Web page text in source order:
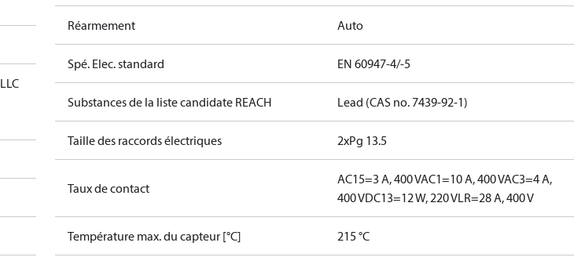
LLC
Réarmement Auto
Spé. Elec. standard EN 60947-4/-5
Substances de la liste candidate REACH Lead (CAS no. 7439-92-1)
Taille des raccords électriques 2xPg 13.5
Taux de contact
AC15=3 A, 400 VAC1=10 A, 400 VAC3=4 A,
400 VDC13=12 W, 220 VLR=28 A, 400 V
Température max. du capteur [°C] 215 °C